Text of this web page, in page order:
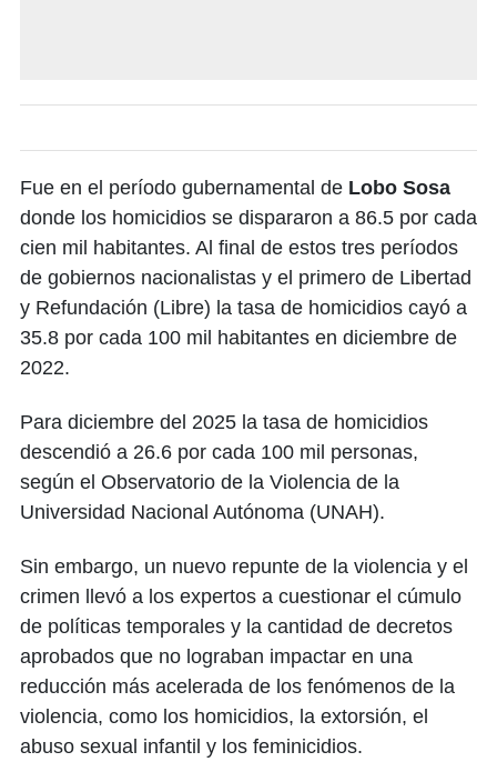
Fue en el período gubernamental de Lobo Sosa
donde los homicidios se dispararon a 86.5 por cada
cien mil habitantes. Al final de estos tres períodos
de gobiernos nacionalistas y el primero de Libertad
y Refundación (Libre) la tasa de homicidios cayó a
35.8 por cada 100 mil habitantes en diciembre de
2022.
Para diciembre del 2025 la tasa de homicidios
descendió a 26.6 por cada 100 mil personas,
según el Observatorio de la Violencia de la
Universidad Nacional Autónoma (UNAH).
Sin embargo, un nuevo repunte de la violencia y el
crimen llevó a los expertos a cuestionar el cúmulo
de políticas temporales y la cantidad de decretos
aprobados que no lograban impactar en una
reducción más acelerada de los fenómenos de la
violencia, como los homicidios, la extorsión, el
abuso sexual infantil y los feminicidios.